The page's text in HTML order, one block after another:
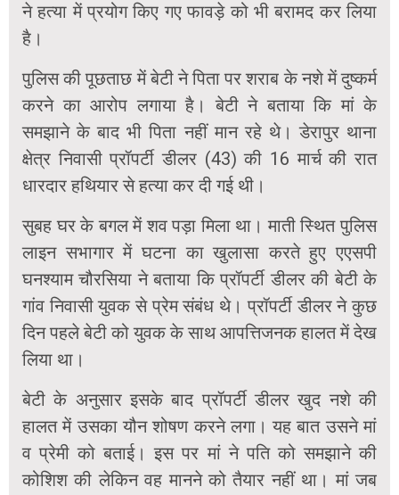
ने हत्या में प्रयोग किए गए फावड़े को भी बरामद कर लिया
है।
पुलिस की पूछताछ में बेटी ने पिता पर शराब के नशे में दुष्कर्म
करने का आरोप लगाया है। बेटी ने बताया कि मां के
समझाने के बाद भी पिता नहीं मान रहे थे। डेरापुर थाना
क्षेत्र निवासी प्रॉपर्टी डीलर (43) की 16 मार्च की रात
धारदार हथियार से हत्या कर दी गई थी।
सुबह घर के बगल में शव पड़ा मिला था। माती स्थित पुलिस
लाइन सभागार में घटना का खुलासा करते हुए एएसपी
घनश्याम चौरसिया ने बताया कि प्रॉपर्टी डीलर की बेटी के
गांव निवासी युवक से प्रेम संबंध थे। प्रॉपर्टी डीलर ने कुछ
दिन पहले बेटी को युवक के साथ आपत्तिजनक हालत में देख
लिया था।
बेटी के अनुसार इसके बाद प्रॉपर्टी डीलर खुद नशे की
हालत में उसका यौन शोषण करने लगा। यह बात उसने मां
व प्रेमी को बताई। इस पर मां ने पति को समझाने की
कोशिश की लेकिन वह मानने को तैयार नहीं था। मां जब